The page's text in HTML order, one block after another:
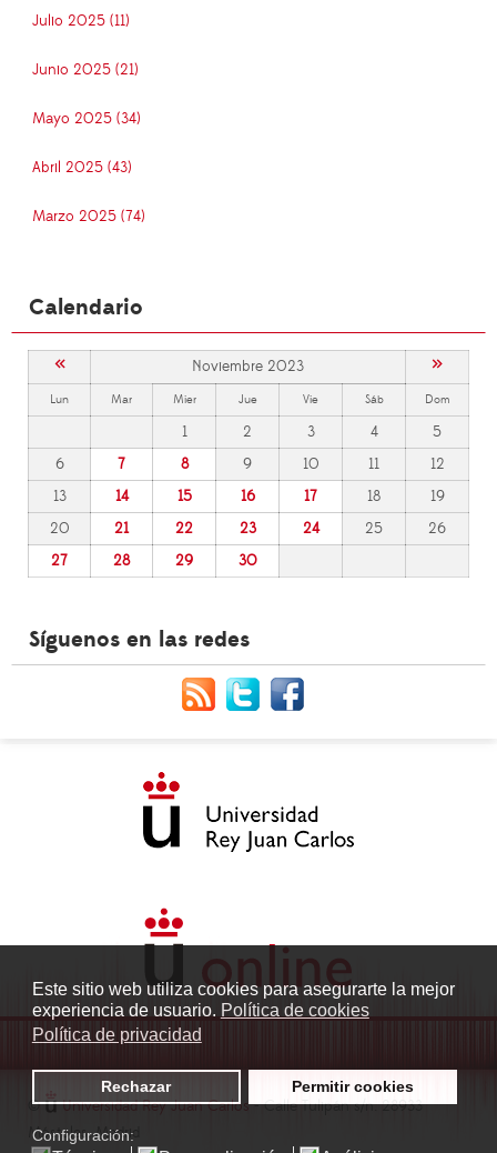
Este sitio web utiliza cookies para asegurarte la mejor
experiencia de usuario. Política de cookies
Política de privacidad
Rechazar Permitir cookies
Configuración:
Julio 2025 (11)
Junio 2025 (21)
Mayo 2025 (34)
Abril 2025 (43)
Marzo 2025 (74)
Calendario
« Noviembre 2023 »
Lun Mar Mier Jue Vie Sáb Dom
1 2 3 4
5
6
7 8 9 10 11
12
13
14 15 16 17 18
19
20
21 22 23 24 25
26
27
28 29 30
Síguenos en las redes
© Universidad Rey Juan Carlos- Calle Tulipán s/n. 28933
Móstoles. Madrid